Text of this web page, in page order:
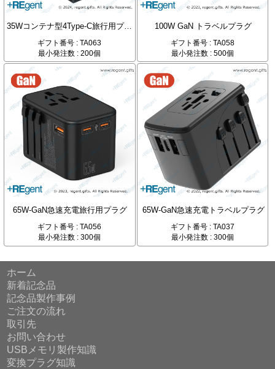
35Wコンテナ型4Type-C旅行用プラグ
ギフト番号 : TA063
最小発注数 : 200個
100W GaN トラベルプラグ
ギフト番号 : TA058
最小発注数 : 500個
65W-GaN急速充電旅行用プラグ
ギフト番号 : TA056
最小発注数 : 300個
65W-GaN急速充電トラベルプラグ
ギフト番号 : TA037
最小発注数 : 300個
ホーム
新着記念品
記念品製作事例
ご注文の流れ
取引先
お問い合わせ
USBメモリ製作知識
変換プラグ知識